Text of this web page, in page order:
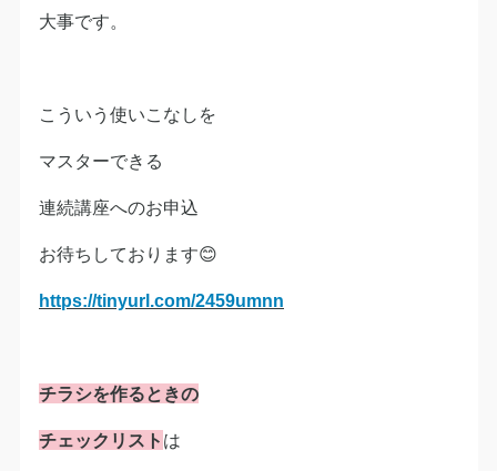
大事です。
こういう使いこなしを
マスターできる
連続講座へのお申込
お待ちしております😊
https://tinyurl.com/2459umnn
チラシを作るときの
チェックリスト は